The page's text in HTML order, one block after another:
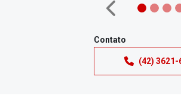
Anterior
Contato
(42) 3621-